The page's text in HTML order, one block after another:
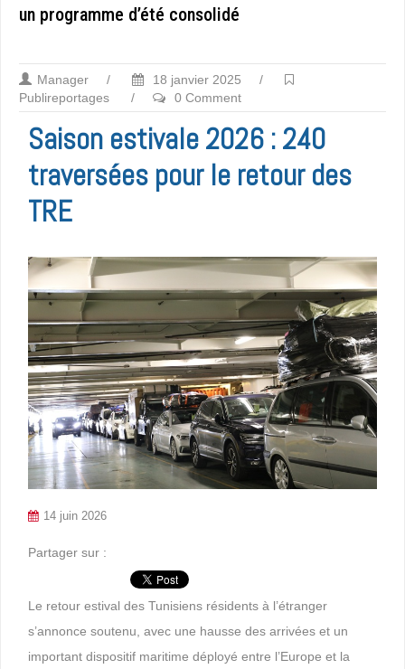
un programme d’été consolidé
Manager / 18 janvier 2025
/
Publireportages
/ 0 Comment
Saison estivale 2026 : 240
traversées pour le retour des
TRE
14 juin 2026
Partager sur :
Le retour estival des Tunisiens résidents à l’étranger
s’annonce soutenu, avec une hausse des arrivées et un
important dispositif maritime déployé entre l’Europe et la